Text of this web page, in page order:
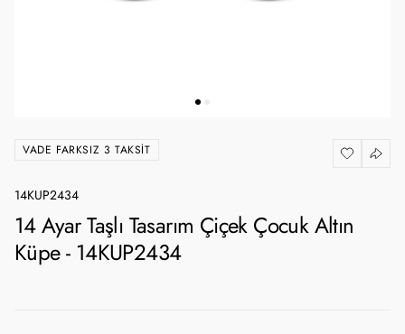
VADE FARKSIZ 3 TAKSIT
14KUP2434
14 Ayar Taşlı Tasarım Çiçek Çocuk Altın
Küpe - 14KUP2434